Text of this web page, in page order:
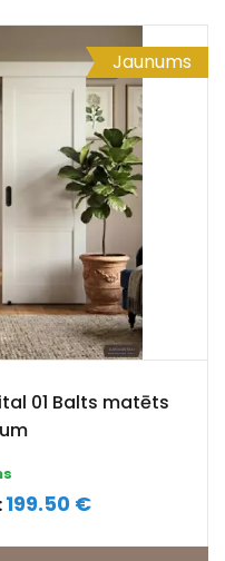
Jaunums
01 Balts matēts
199.50 €